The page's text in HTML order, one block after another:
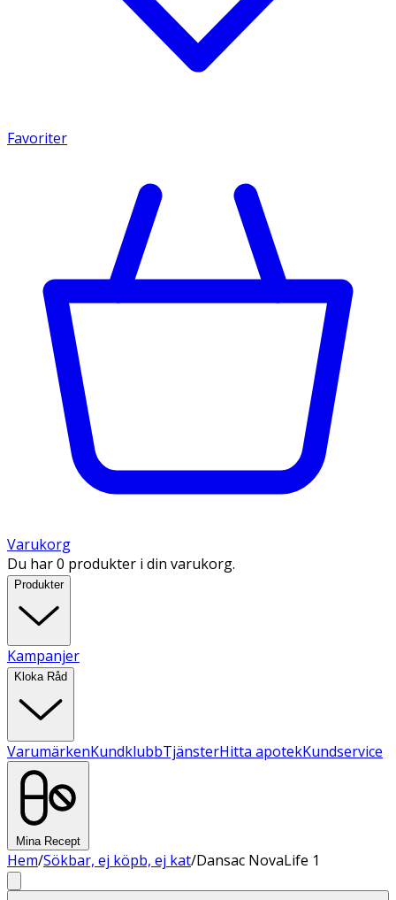
Favoriter
Varukorg
Du har 0 produkter i din varukorg.
Produkter
Kampanjer
Kloka Råd
VarumärkenKundklubbTjänsterHitta apotekKundservice
Mina Recept
Hem/Sökbar, ej köpb, ej kat/Dansac NovaLife 1